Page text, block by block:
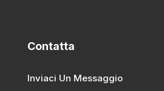
Contatta
Inviaci Un Messaggio